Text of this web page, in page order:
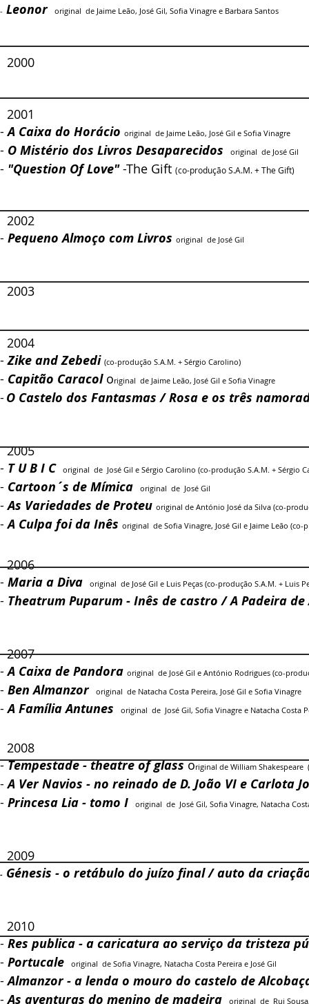
- Leonor original de Jaime Leão, José Gil, Sofia Vinagre e Barbara Santos
2000
2001
-A Caixa do Horácio original de Jaime Leão, José Gil e Sofia Vinagre
- O Mistério dos Livros Desaparecidos original de José Gil
- "Question Of Love"-The Gift (co-produção S.A.M. + The Gift)
2002
- Pequeno Almoço com Livros original de José Gil
2003
2004
-Zike and Zebedi (co-produção S.A.M. + Sérgio Carolino)​
- Capitão Caracoloriginal de Jaime Leão, José Gil e Sofia Vinagre
- O Castelo dos Fantasmas / Rosa e os três
2005
- T U B I C original de José Gil e Sérgio Carolino (co-produção S.A.M. + Sérgio
- Cartoon´s de Mímica original de José Gil​
-As Variedades de Proteu original de António José da Silva (co-
-A Culpa foi da Inês original de Sofia Vinagre, José Gil e Jaime Leão
2006
- Maria a Diva original de José Gil e Luis Peças (co-produção S.A.M. + Luis
- Theatrum Puparum - Inês de castro / A Padeira
2007
-A Caixa de Pandora original de José Gil e António Rodrigues (co-
- Ben Almanzor original de Natacha Costa Pereira, José Gil e Sofia Vinagre​
-A Família Antunes original de José Gil, Sofia Vinagre e Natacha Costa
2008
-Tempestade - theatre of glassoriginal de William
-A Ver Navios - no reinado de D. João VI e Carlota
- Princesa Lia - tomo I original de José Gil, Sofia Vinagre, Natacha
2009
- Génesis - o retábulo do juízo final / auto da
2010
- Res publica - a caricatura ao serviço da tristeza
- Portucale original de Sofia Vinagre, Natacha Costa Pereira e José Gil​
-Almanzor - a lenda o mouro do castelo de
-As aventuras do menino de madeira original de Rui